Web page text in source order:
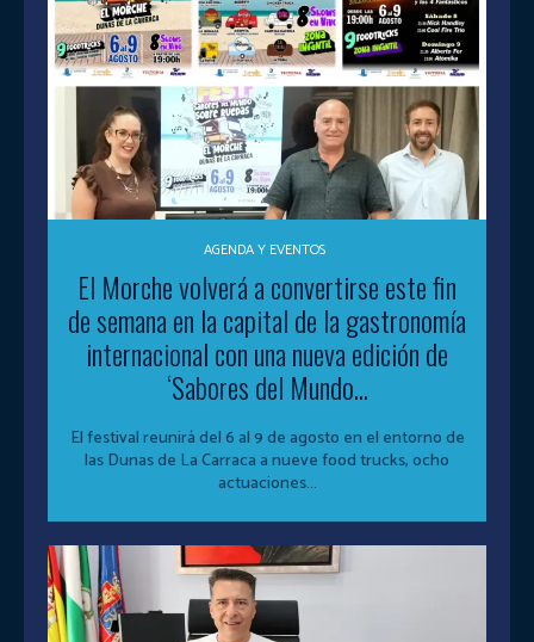
AGENDA Y EVENTOS
El Morche volverá a convertirse este fin
de semana en la capital de la gastronomía
internacional con una nueva edición de
‘Sabores del Mundo...
El festival reunirá del 6 al 9 de agosto en el entorno de
las Dunas de La Carraca a nueve food trucks, ocho
actuaciones...